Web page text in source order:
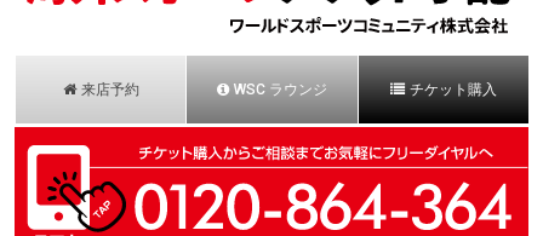
来店予約 WSC ラウンジ チケット購入